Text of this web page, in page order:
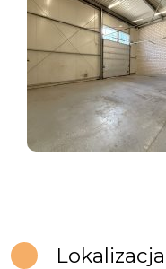
Lokalizacja